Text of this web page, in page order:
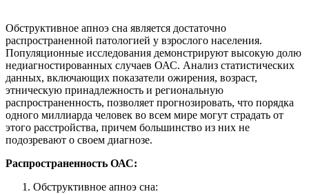
Обструктивное апноэ сна является достаточно
распространенной патологией у взрослого населения.
Популяционные исследования демонстрируют высокую долю
недиагностированных случаев ОАС. Анализ статистических
данных, включающих показатели ожирения, возраст,
этническую принадлежность и региональную
распространенность, позволяет прогнозировать, что порядка
одного миллиарда человек во всем мире могут страдать от
этого расстройства, причем большинство из них не
подозревают о своем диагнозе.
Распространенность ОАС:
Обструктивное апноэ сна: